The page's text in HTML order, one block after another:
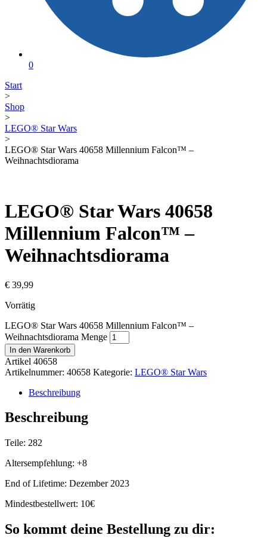
0
Start
>
Shop
>
LEGO® Star Wars
>
LEGO® Star Wars 40658 Millennium Falcon™ –
Weihnachtsdiorama
LEGO® Star Wars 40658
Millennium Falcon™ –
Weihnachtsdiorama
€ 39,99
Vorrätig
LEGO® Star Wars 40658 Millennium Falcon™ –
Weihnachtsdiorama Menge
In den Warenkorb
Artikel 40658
Artikelnummer: 40658 Kategorie: LEGO® Star Wars
Beschreibung
Beschreibung
Teile: 282
Altersempfehlung: +8
End of Lifetime: Dezember 2023
Mindestbestellwert: 10€
So kommt deine Bestellung zu dir: